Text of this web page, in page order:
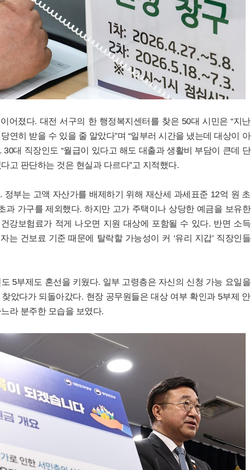
어졌다. 대전 서구의 한 행정복지센터를 찾은 50대 시민은 “지난
연히 받을 수 있을 줄 알았다”며 “일부러 시간을 냈는데 대상이 아
30대 직장인도 “월급이 있다고 해도 대출과 생활비 부담이 큰데 단
고 판단하는 것은 현실과 다르다”고 지적했다.
정부는 고액 자산가를 배제하기 위해 재산세 과세표준 12억 원 초
과 가구를 제외했다. 하지만 고가 주택이나 상당한 예금을 보유한
강보험료가 적게 나오면 지원 대상에 포함될 수 있다. 반면 소득
는 건보료 기준 때문에 탈락할 가능성이 커 ‘유리 지갑’ 직장인들
5부제도 혼선을 키웠다. 일부 고령층은 자신의 신청 가능 요일을
았다가 되돌아갔다. 현장 공무원들은 대상 여부 확인과 5부제 안
라 분주한 모습을 보였다.